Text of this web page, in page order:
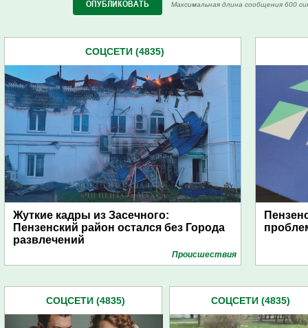
Максимальная длина сообщения 600
СОЦСЕТИ (4835)
Жуткие кадры из Засечного:
Пензенский район остался без Города
развлечений
Проиcшествия
СОЦСЕТИ (4835) СОЦСЕТИ (4835)